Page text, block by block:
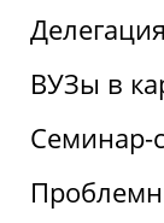
ВУЗы в
Семинар-